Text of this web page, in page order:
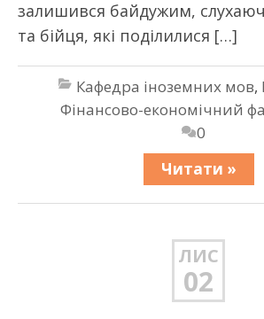
залишився байдужим,
та бійця, які поділилися […]
Кафедра іноземних мов,
Фінансово-економічний
0
Читати »
ЛИС
02